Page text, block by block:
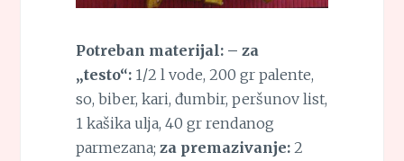
Potreban materijal: – za
„testo“:1/2 l vode, 200 gr palente,
so, biber, kari, đumbir, peršunov list,
1 kašika ulja, 40 gr rendanog
parmezana; za premazivanje:2